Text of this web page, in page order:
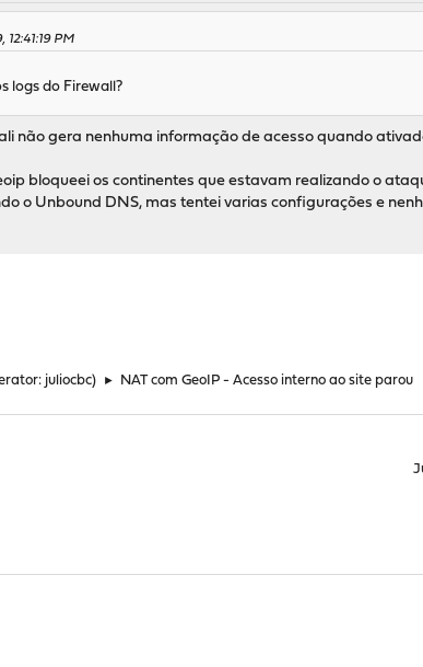
PM
logs do Firewall?
não gera nenhuma informação de acesso quando
bloqueei os continentes que estavam realizando o
o Unbound DNS, mas tentei varias configurações e
juliocbc) ► NAT com GeoIP - Acesso interno ao site parou